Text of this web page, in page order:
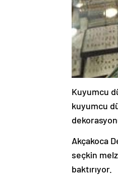
Kuyumcu
kuyumcu
Akçakoca
seçkin
baktırıyor.